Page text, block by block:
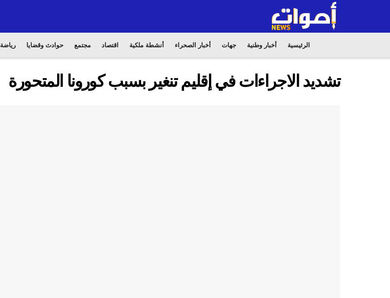
الرئيسية أخبار وطنية جهات أخبار الصحراء أنشطة ملكية اقتصاد مجتمع حوادث وقضايا رياضة
تشديد الاجراءات في إقليم تنغير بسبب كورونا المتحورة